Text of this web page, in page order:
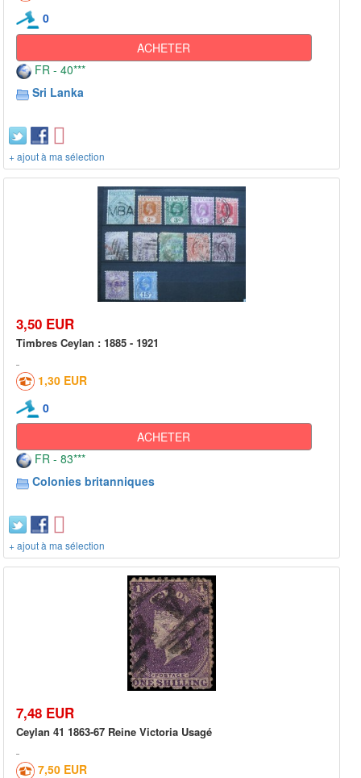
0
ACHETER
FR - 40***
Sri Lanka
+ ajout à ma sélection
3,50 EUR
Timbres Ceylan : 1885 - 1921
1,30 EUR
0
ACHETER
FR - 83***
Colonies britanniques
+ ajout à ma sélection
7,48 EUR
Ceylan 41 1863-67 Reine Victoria Usagé
7,50 EUR